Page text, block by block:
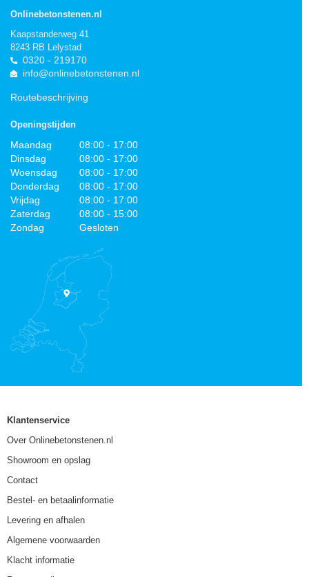
Onlinebetonstenen.nl
Kaapstanderweg 41
8243 RB Lelystad
0320 - 219170
info@onlinebetonstenen.nl
Routebeschrijving
Openingstijden
Maandag
08:00 - 17:00
Dinsdag
08:00 - 17:00
Woensdag
08:00 - 17:00
Donderdag
08:00 - 17:00
Vrijdag
08:00 - 17:00
Zaterdag
08:00 - 15:00
Zondag
Gesloten
Klantenservice
Over Onlinebetonstenen.nl
Showroom en opslag
Contact
Bestel- en betaalinformatie
Levering en afhalen
Algemene voorwaarden
Klacht informatie